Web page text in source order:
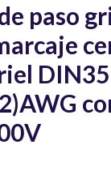
paso
DIN35